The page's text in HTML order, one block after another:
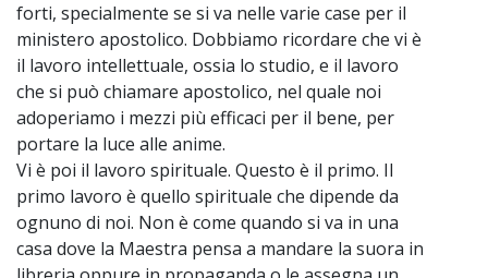
forti, specialmente se si va nelle varie case per il
ministero apostolico. Dobbiamo ricordare che vi è
il lavoro intellettuale, ossia lo studio, e il lavoro
che si può chiamare apostolico, nel quale noi
adoperiamo i mezzi più efficaci per il bene, per
portare la luce alle anime.
Vi è poi il lavoro spirituale. Questo è il primo. Il
primo lavoro è quello spirituale che dipende da
ognuno di noi. Non è come quando si va in una
casa dove la Maestra pensa a mandare la suora in